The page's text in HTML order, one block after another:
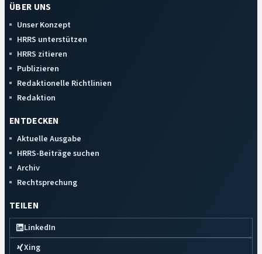
ÜBER UNS
Unser Konzept
HRRS unterstützen
HRRS zitieren
Publizieren
Redaktionelle Richtlinien
Redaktion
ENTDECKEN
Aktuelle Ausgabe
HRRS-Beiträge suchen
Archiv
Rechtsprechung
TEILEN
LinkedIn
Xing